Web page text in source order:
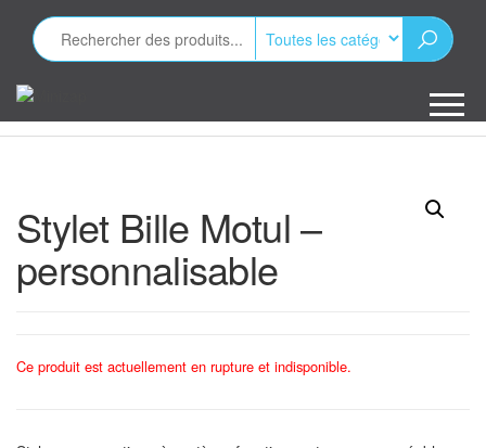
contenu
publicitaires
Stylet Bille Motul –
personnalisable
Ce produit est actuellement en rupture et indisponible.